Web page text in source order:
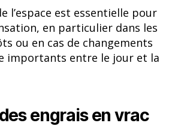
l’espace est essentielle pour
en particulier dans les
ou en cas de changements
importants entre le jour et la
engrais en vrac